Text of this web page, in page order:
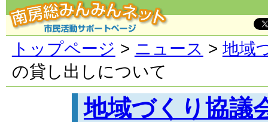
トップページ > ニュース > 地域
の貸し出しについて
地域づくり協議